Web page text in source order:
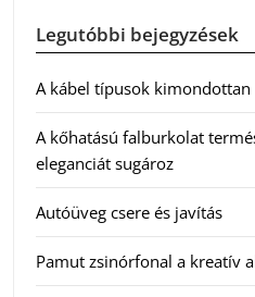
Legutóbbi bejegyzések
A kábel típusok kimondottan
A kőhatású falburkolat
eleganciát sugároz
Autóüveg csere és javítás
Pamut zsinórfonal a kreatív